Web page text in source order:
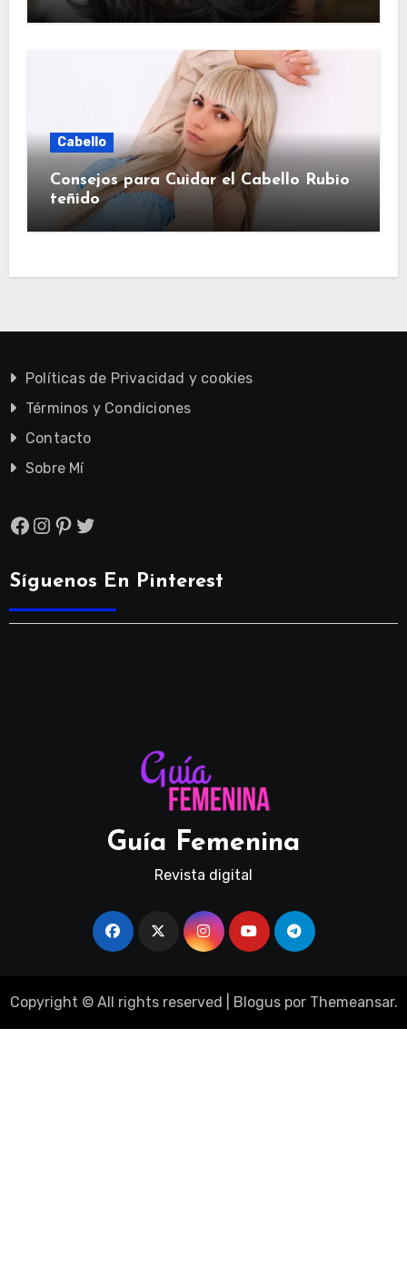
Cabello
Consejos para Cuidar el Cabello Rubio
teñido
Políticas de Privacidad y cookies
Términos y Condiciones
Contacto
Sobre Mí
Facebook
Instagram
Pinterest
Twitter
Síguenos En Pinterest
Guía Femenina
Revista digital
Copyright © All rights reserved Bloguspor Themeansar.